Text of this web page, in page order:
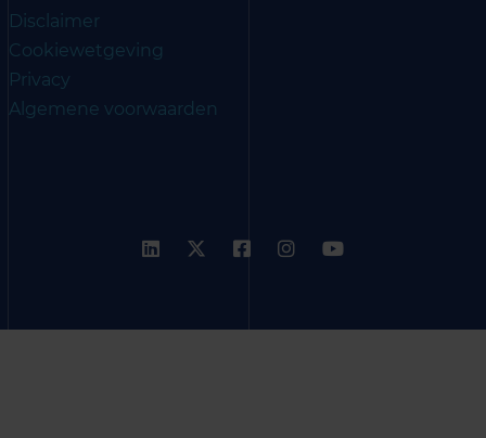
Disclaimer
Cookiewetgeving
Privacy
Algemene voorwaarden